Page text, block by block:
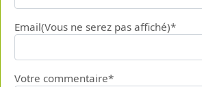
Email(Vous ne serez pas affiché)*
Votre commentaire*